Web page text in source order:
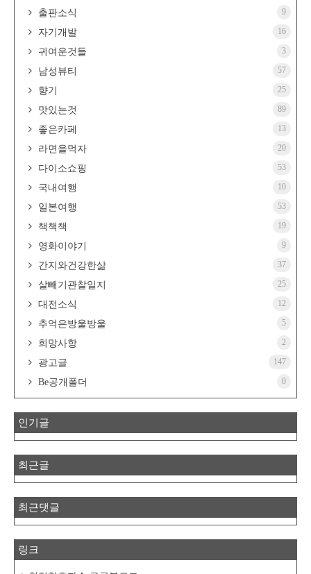
출판소식 9
자기개발 16
귀여운것들 3
남성뷰티 57
향기 25
맛있는것 89
좋은카페 13
라면을먹자 20
다이소쇼핑 53
국내여행 10
일본여행 53
책책책 19
영화이야기 9
간지와건강한삶 37
살빼기관찰일지 25
대전소식 12
추억은방울방울 5
희망사항 2
광고글 147
Be공개폴더 0
인기글
최근글
최근댓글
링크